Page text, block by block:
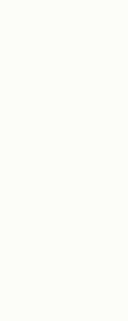
Diese
Ihre
L'aparthotel
La
116 studios
parking